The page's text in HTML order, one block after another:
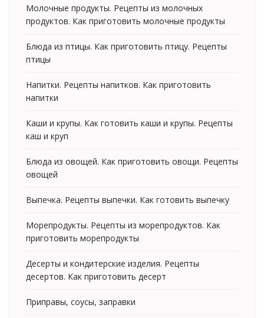
Молочные продукты. Рецепты из молочных
продуктов. Как приготовить молочные продукты
Блюда из птицы. Как приготовить птицу. Рецепты
птицы
Напитки. Рецепты напитков. Как приготовить
напитки
Каши и крупы. Как готовить каши и крупы. Рецепты
каш и круп
Блюда из овощей. Как приготовить овощи. Рецепты
овощей
Выпечка. Рецепты выпечки. Как готовить выпечку
Морепродукты. Рецепты из морепродуктов. Как
приготовить морепродукты
Десерты и кондитерские изделия. Рецепты
десертов. Как приготовить десерт
Приправы, соусы, заправки